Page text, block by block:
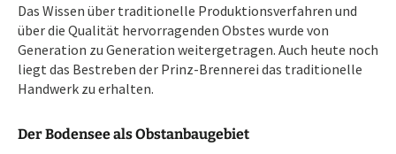
Das Wissen über traditionelle Produktionsverfahren und
über die Qualität hervorragenden Obstes wurde von
Generation zu Generation weitergetragen. Auch heute noch
liegt das Bestreben der Prinz-Brennerei das traditionelle
Handwerk zu erhalten.
Der Bodensee als Obstanbaugebiet